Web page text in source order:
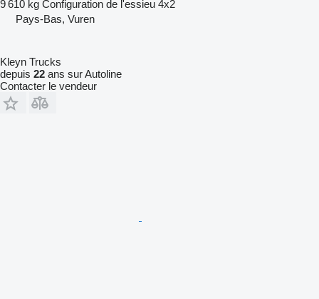
9 610 kg Configuration de l'essieu 4x2
Pays-Bas, Vuren
Kleyn Trucks
depuis 22 ans sur Autoline
Contacter le vendeur